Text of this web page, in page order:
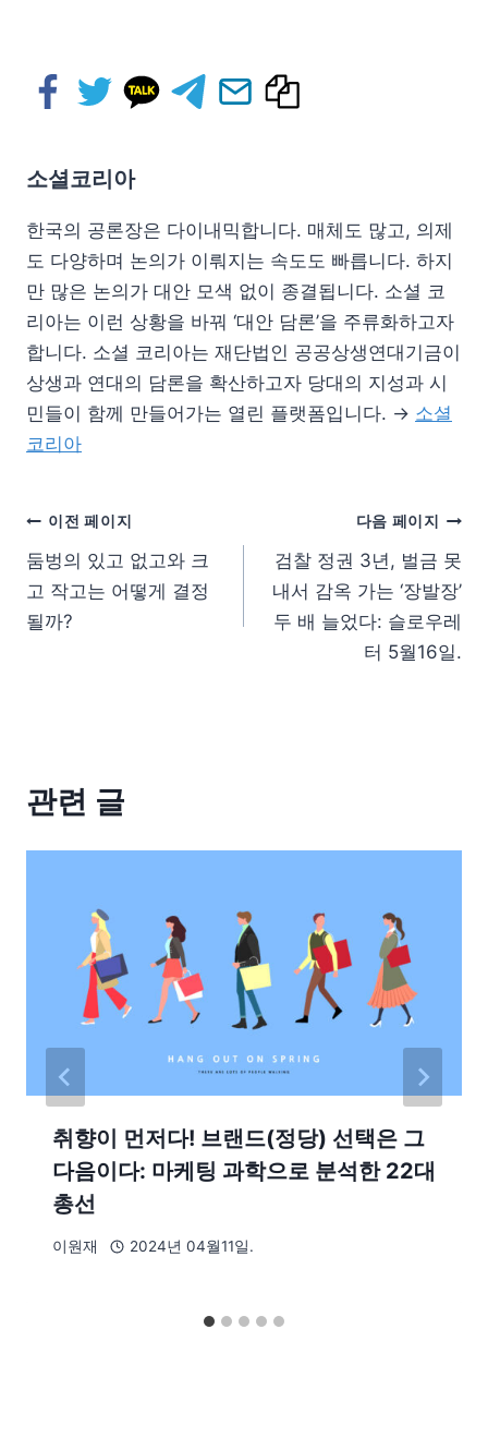
소셜코리아
한국의 공론장은 다이내믹합니다. 매체도 많고, 의제
도 다양하며 논의가 이뤄지는 속도도 빠릅니다. 하지
만 많은 논의가 대안 모색 없이 종결됩니다. 소셜 코
리아는 이런 상황을 바꿔 ‘대안 담론’을 주류화하고자
합니다. 소셜 코리아는 재단법인 공공상생연대기금이
상생과 연대의 담론을 확산하고자 당대의 지성과 시
민들이 함께 만들어가는 열린 플랫폼입니다. → 소셜
코리아
이전 페이지
둠벙의 있고 없고와 크
고 작고는 어떻게 결정
될까?
다음 페이지
검찰 정권 3년, 벌금 못
내서 감옥 가는 ‘장발장’
두 배 늘었다: 슬로우레
터 5월16일.
관련 글
취향이 먼저다! 브랜드(정당) 선택은 그
다음이다: 마케팅 과학으로 분석한 22대
총선
이원재 2024년 04월11일.